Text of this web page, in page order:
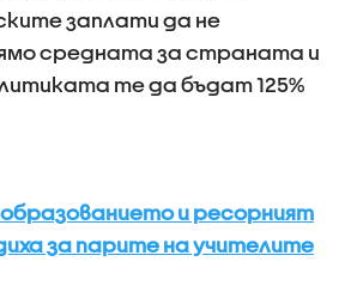
заплати да не
средната за страната и
те да бъдат 125%
и ресорният
за парите на учителите